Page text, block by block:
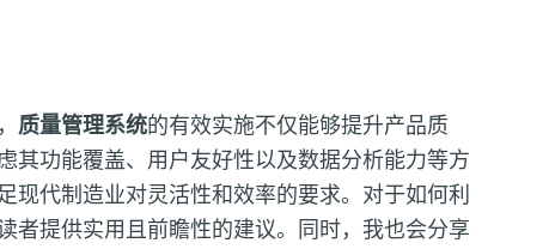
质量管理系统的有效实施不仅能够提升产品质
其功能覆盖、用户友好性以及数据分析能力等方
代制造业对灵活性和效率的要求。对于如何利
者提供实用且前瞻性的建议。同时，我也会分享